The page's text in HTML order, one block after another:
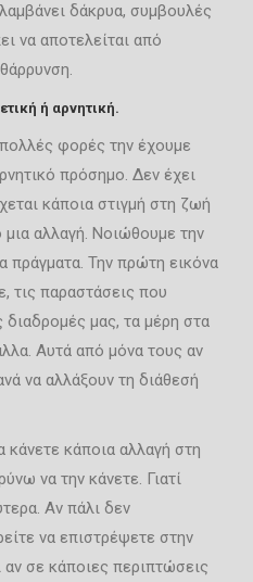
δάκρυα, συμβουλές
να αποτελείται από
ή αρνητική.
φορές την έχουμε
πρόσημο. Δεν έχει
κάποια στιγμή στη ζωή
αλλαγή. Νοιώθουμε την
πράγματα. Την πρώτη εικόνα
τις παραστάσεις που
διαδρομές μας, τα μέρη στα
Αυτά από μόνα τους αν
να αλλάξουν τη διάθεσή
κάνετε κάποια αλλαγή στη
να την κάνετε. Γιατί
Αν πάλι δεν
να επιστρέψετε στην
σε κάποιες περιπτώσεις